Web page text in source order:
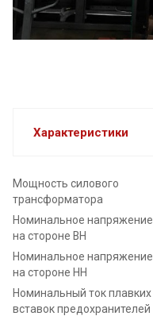
Характеристики
Мощность силового
трансформатора
Номинальное напряжение
на стороне ВН
Номинальное напряжение
на стороне НН
Номинальный ток плавких
вставок предохранителей